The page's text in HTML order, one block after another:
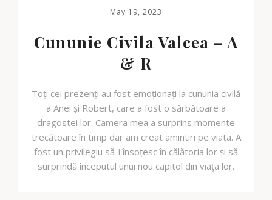
May 19, 2023
Cununie Civila Valcea – A
& R
Toți cei prezenți au fost emoționați la cununia civilă
a Anei și Robert, care a fost o sărbătoare a
dragostei lor. Camera mea a surprins momente
trecătoare în timp dar am creat amintiri pe viata. A
fost un privilegiu să-i însoțesc în călătoria lor și să
surprindă începutul unui nou capitol din viața lor.